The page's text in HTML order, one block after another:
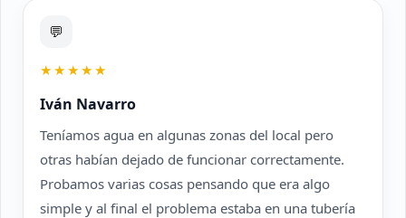
💬
★★★★★
Iván Navarro
Teníamos agua en algunas zonas del local pero
otras habían dejado de funcionar correctamente.
Probamos varias cosas pensando que era algo
simple y al final el problema estaba en una tubería